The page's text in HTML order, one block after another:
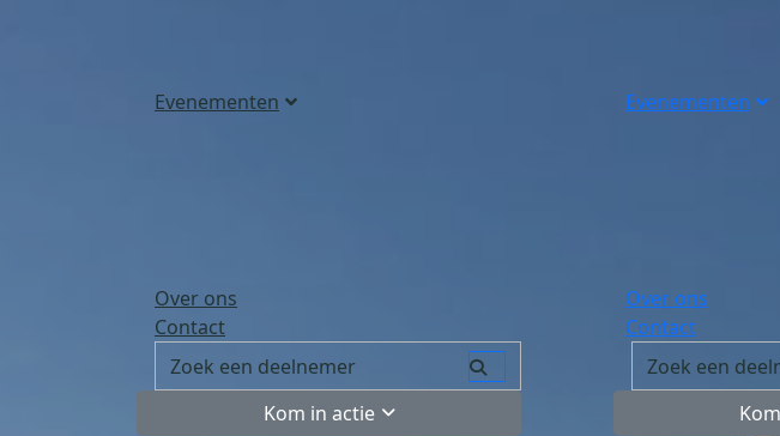
Evenementen
Over ons
Contact
Kom in actie
Evenementen
Over ons
Contact